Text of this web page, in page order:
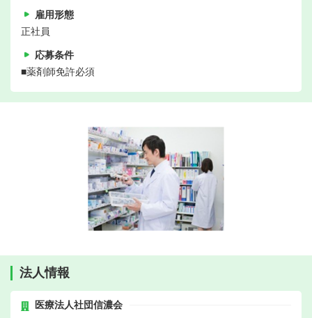
雇用形態
正社員
応募条件
■薬剤師免許必須
法人情報
医療法人社団信濃会